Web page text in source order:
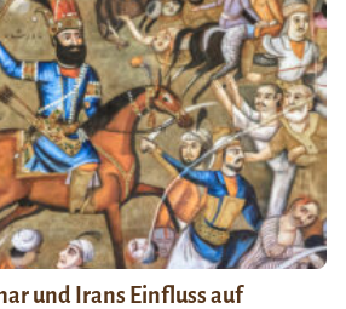
und Irans Einfluss auf